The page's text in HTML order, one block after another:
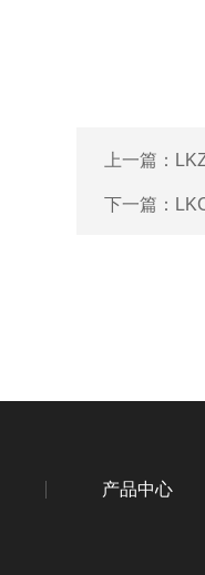
上一篇：
下一篇：
产品中心